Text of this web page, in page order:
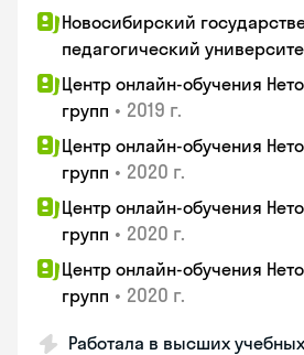
Новосибирский
педагогический
Центр онлайн-обучения
групп • 2019 г.
Центр онлайн-обучения
групп • 2020 г.
Центр онлайн-обучения
групп • 2020 г.
Центр онлайн-обучения
групп • 2020 г.
Работала в высших